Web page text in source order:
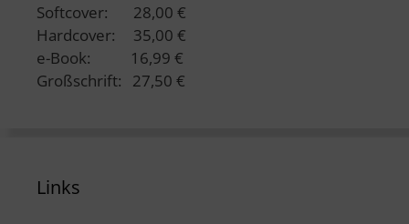
Softcover: 28,00 €
Hardcover: 35,00 €
e-Book: 16,99 €
Großschrift: 27,50 €
Links